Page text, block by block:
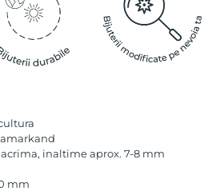
inaltime aprox. 7-8 mm
mm